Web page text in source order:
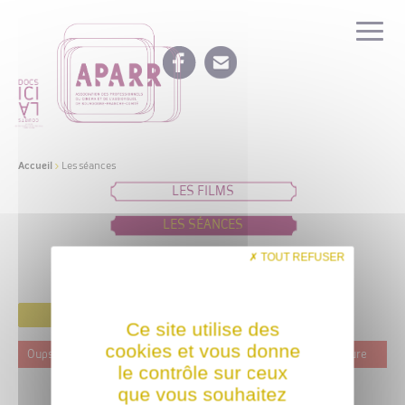
Accueil > Les séances
LES FILMS
LES SÉANCES
IDÉES DE PROGRAMMATION
Oups ! Ce film n'est programmé actuellement dans aucune structure
Ce site utilise des
cookies et vous donne
le contrôle sur ceux
que vous souhaitez
TOUT REFUSER